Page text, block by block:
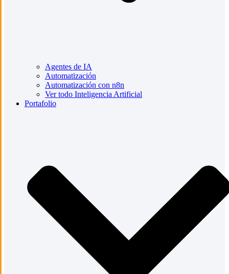
Agentes de IA
Automatización
Automatización con n8n
Ver todo Inteligencia Artificial
Portafolio